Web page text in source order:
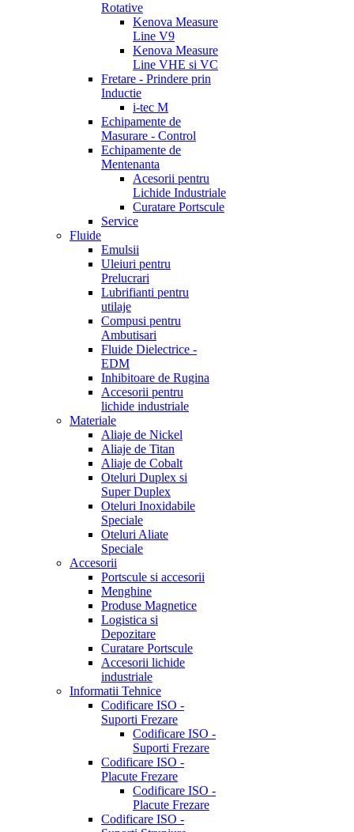
Rotative
Kenova Measure
Line V9
Kenova Measure
Line VHE si VC
Fretare - Prindere prin
Inductie
i-tec M
Echipamente de
Masurare - Control
Echipamente de
Mentenanta
Acesorii pentru
Lichide Industriale
Curatare Portscule
Service
Fluide
Emulsii
Uleiuri pentru
Prelucrari
Lubrifianti pentru
utilaje
Compusi pentru
Ambutisari
Fluide Dielectrice -
EDM
Inhibitoare de Rugina
Accesorii pentru
lichide industriale
Materiale
Aliaje de Nickel
Aliaje de Titan
Aliaje de Cobalt
Oteluri Duplex si
Super Duplex
Oteluri Inoxidabile
Speciale
Oteluri Aliate
Speciale
Accesorii
Portscule si accesorii
Menghine
Produse Magnetice
Logistica si
Depozitare
Curatare Portscule
Accesorii lichide
industriale
Informatii Tehnice
Codificare ISO -
Suporti Frezare
Codificare ISO -
Suporti Frezare
Codificare ISO -
Placute Frezare
Codificare ISO -
Placute Frezare
Codificare ISO -